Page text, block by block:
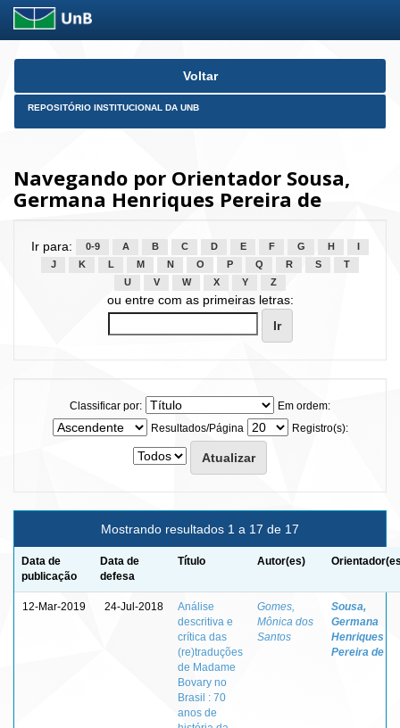
Skip
Voltar
REPOSITÓRIO INSTITUCIONAL DA UNB
Navegando por Orientador Sousa,
Germana Henriques Pereira de
Ir para: 0-9 A B C D E F G H
J
K L M N O P Q R S
T
U
V W X Y Z
ou entre com as primeiras letras:
Classificar por:
Em ordem:
Resultados/Página
Registro(s):
Mostrando resultados 1 a 17 de 17
Data de
publicação
Data de
defesa
Título Autor(es)
12-Mar-2019 24-Jul-2018
Análise
descritiva e
crítica das
(re)traduções
de Madame
Bovary no
Brasil : 70
anos de
Gomes,
Mônica dos
Santos
Sousa,
Germana
Henriques
Pereira de